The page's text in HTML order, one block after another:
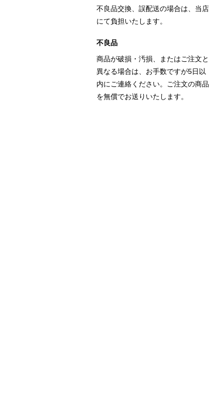
不良品交換、誤配送の場合は、当店
にて負担いたします。
不良品
商品が破損・汚損、またはご注文と
異なる場合は、お手数ですが5日以
内にご連絡ください。ご注文の商品
を無償でお送りいたします。